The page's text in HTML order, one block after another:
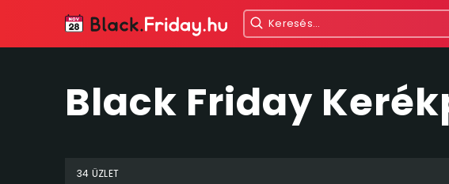
Black Friday
34 ÜZLET